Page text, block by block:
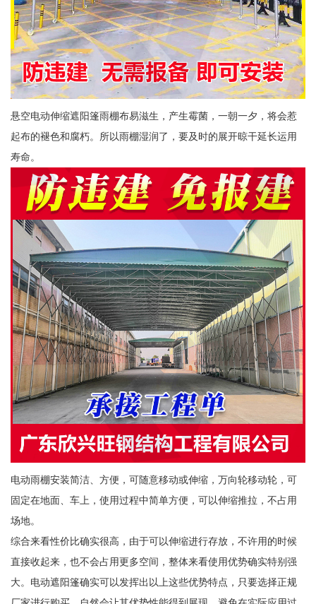
悬空电动伸缩遮阳篷雨棚布易滋生，产生霉菌，一朝一夕，将会惹
起布的褪色和腐朽。所以雨棚湿润了，要及时的展开晾干延长运用
寿命。
电动雨棚安装简洁、方便，可随意移动或伸缩，万向轮移动轮，可
固定在地面、车上，使用过程中简单方便，可以伸缩推拉，不占用
场地。
综合来看性价比确实很高，由于可以伸缩进行存放，不许用的时候
直接收起来，也不会占用更多空间，整体来看使用优势确实特别强
大。电动遮阳篷确实可以发挥出以上这些优势特点，只要选择正规